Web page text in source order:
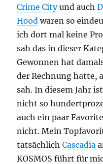
Crime Cityund auch
Hood waren so
ich dort mal keine
sah das in dieser
Gewonnen hat
der Rechnung hatte,
sah. In diesem Jahr
nicht so
auch ein paar
nicht. Mein
tatsächlichCascadia
KOSMOS führt für